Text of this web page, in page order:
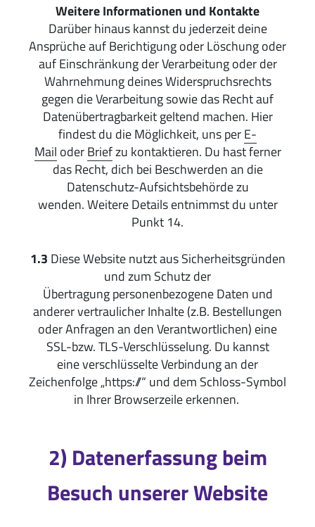
Weitere Informationen und Kontakte
Darüber hinaus kannst du jederzeit deine
Ansprüche auf Berichtigung oder Löschung oder
auf Einschränkung der Verarbeitung oder der
Wahrnehmung deines Widerspruchsrechts
gegen die Verarbeitung sowie das Recht auf
Datenübertragbarkeit geltend machen. Hier
findest du die Möglichkeit, uns perE-
Mail oderBriefzu kontaktieren. Du hast ferner
das Recht, dich bei Beschwerden an die
Datenschutz-Aufsichtsbehörde zu
wenden. Weitere Details entnimmst du unter
Punkt 14.
1.3 Diese Website nutzt aus Sicherheitsgründen
und zum Schutz der
Übertragung personenbezogene Daten und
anderer vertraulicher Inhalte (z.B. Bestellungen
oder Anfragen an den Verantwortlichen) eine
SSL-bzw. TLS-Verschlüsselung. Du kannst
eine verschlüsselte Verbindung an der
Zeichenfolge „https://“ und dem Schloss-Symbol
in Ihrer Browserzeile erkennen.
2) Datenerfassung beim
Besuch unserer Website